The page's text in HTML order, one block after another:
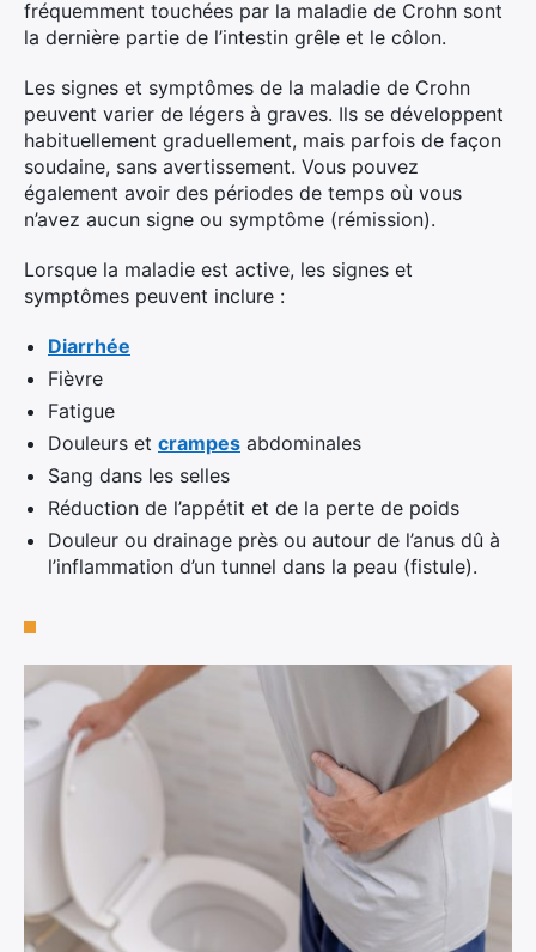
fréquemment touchées par la maladie de Crohn sont
la dernière partie de l’intestin grêle et le côlon.
Les signes et symptômes de la maladie de Crohn
peuvent varier de légers à graves. Ils se développent
habituellement graduellement, mais parfois de façon
soudaine, sans avertissement. Vous pouvez
également avoir des périodes de temps où vous
n’avez aucun signe ou symptôme (rémission).
Lorsque la maladie est active, les signes et
symptômes peuvent inclure :
Diarrhée
Fièvre
Fatigue
Douleurs et crampes abdominales
Sang dans les selles
Réduction de l’appétit et de la perte de poids
Douleur ou drainage près ou autour de l’anus dû à
l’inflammation d’un tunnel dans la peau (fistule).